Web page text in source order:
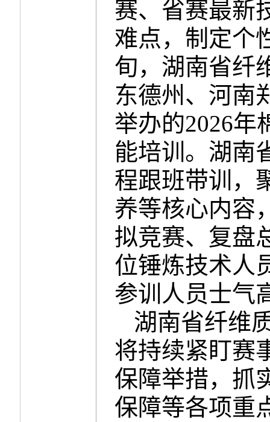
赛、省赛最新
难点，制定个
旬，湖南省纤
东德州、河南
举办的2026年
能培训。湖南
程跟班带训，
养等核心内容
拟竞赛、复盘
位锤炼技术人
参训人员士气
湖南省纤维
将持续紧盯赛
保障举措，抓
保障等各项重